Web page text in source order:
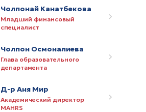
Чолпонай Канатбекова
Младший финансовый
специалист
Чолпон Осмоналиева
Глава образовательного
департамента
Д-р Аня Мир
Академический директор
MAHRS